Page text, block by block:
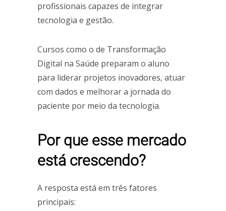
profissionais capazes de integrar
tecnologia e gestão.
Cursos como o de Transformação
Digital na Saúde preparam o aluno
para liderar projetos inovadores, atuar
com dados e melhorar a jornada do
paciente por meio da tecnologia.
Por que esse mercado
está crescendo?
A resposta está em três fatores
principais: